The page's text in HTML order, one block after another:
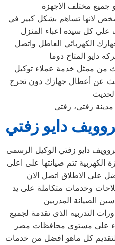
جميع مختلف الاجهزة
لانها تساهم بشكل كبير في
علي كل سيده اعباء المنزل
الكهربائي العاطل واتصل
دايو المتاح دوما
من ممثل خدمة عملاء توكيل
عن أعطال جهازك دون تحرج
زفتى، زفتى
دايو زفتي
دايو زفتي الوكيل الرسمى
الكهربية تتم صيانتها على اعلى
على الاطلاق اتصل الان
الصيانة المدربين
على مستوى محافظات مصر
لتقديم كل ماهو افضل من خدمات